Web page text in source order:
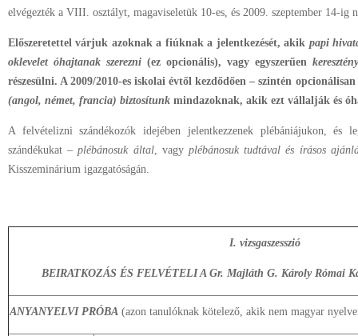
elvégezték a VIII. osztályt, magaviseletük 10-es, és 2009. szeptember 14-ig
Előszeretettel várjuk azoknak a fiúknak a jelentkezését, akik papi
oklevelet óhajtanak szerezni(ez opcionális), vagy egyszerűen
részesülni. A 2009/2010-es iskolai évtől kezdődően – szintén
(angol, német, francia) biztosítunk mindazoknak, akik ezt vállalják és
A felvételizni szándékozók idejében jelentkezzenek plébániájukon, és
szándékukat –plébánosuk által, vagyplébánosuk tudtával és írásos
Kisszeminárium igazgatóságán.
I. vizsgaszesszió
BEIRATKOZÁS ÉS FELVÉTELI A Gr. Majláth G. Károly Római
ANYANYELVI PRÓBA (azon tanulóknak kötelező, akik nem magyar